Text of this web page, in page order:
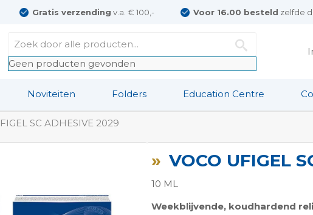
Gratis verzending v.a. € 100,- Voor 16.00 besteld zelfde
Geen producten gevonden
Noviteiten Folders Education Centre
SC ADHESIVE 2029
VOCO UFIGEL
10 ML
Weekblijvende, koudhardend